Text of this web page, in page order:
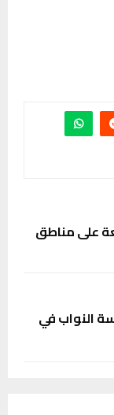
على مناطق
النواب في